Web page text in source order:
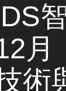
月
術